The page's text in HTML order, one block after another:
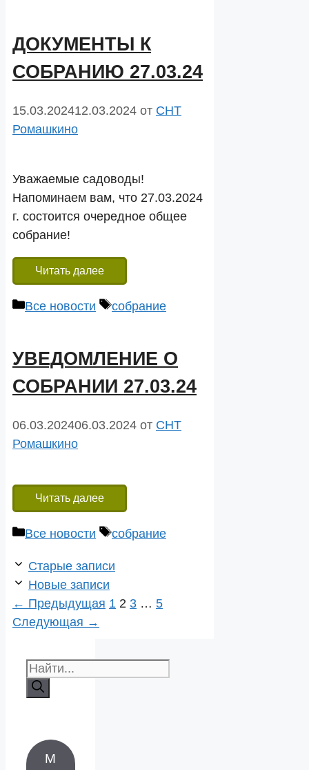
ДОКУМЕНТЫ К
СОБРАНИЮ 27.03.24
15.03.202412.03.2024 от СНТ
Ромашкино
Уважаемые садоводы!
Напоминаем вам, что 27.03.2024
г. состоится очередное общее
собрание!
Читать далее
Рубрики
Все новости Метки
собрание
УВЕДОМЛЕНИЕ О
СОБРАНИИ 27.03.24
06.03.202406.03.2024 от СНТ
Ромашкино
Читать далее
Рубрики
Все новости Метки
собрание
Навигация
записи
Старые записи
Новые записи
← Предыдущая Страница
1 Страница
2 Страница
3 … Страница
5
Следующая →
Поиск:
М